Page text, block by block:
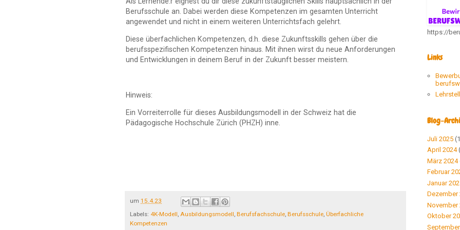
Berufsschule an. Dabei werden diese Kompetenzen im gesamten Unterricht
angewendet und nicht in einem weiteren Unterrichtsfach gelehrt.
Diese überfachlichen Kompetenzen, d.h. diese Zukunftsskills gehen über die
berufsspezifischen Kompetenzen hinaus. Mit ihnen wirst du neue Anforderungen
und Entwicklungen in deinem Beruf in der Zukunft besser meistern.
Hinweis:
Ein Vorreiterrolle für dieses Ausbildungsmodell in der Schweiz hat die
Pädagogische Hochschule Zürich (PHZH) inne.
um 15.4.23
Labels: 4K-Modell Ausbildungsmodell Berufsfachschule Berufsschule Überfachliche
Kompetenzen
https://
Links
Blog-
Juli 2025
April 2024
März 2024
Februar
Januar
Dezember
November
Oktober